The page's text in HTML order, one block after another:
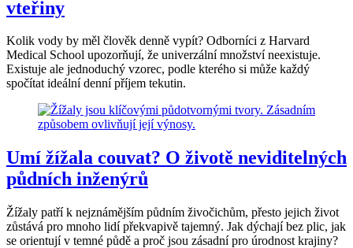
vteřiny
Kolik vody by měl člověk denně vypít? Odborníci z Harvard
Medical School upozorňují, že univerzální množství neexistuje.
Existuje ale jednoduchý vzorec, podle kterého si může každý
spočítat ideální denní příjem tekutin.
Umí žížala couvat? O životě neviditelných
půdních inženýrů
Žížaly patří k nejznámějším půdním živočichům, přesto jejich život
zůstává pro mnoho lidí překvapivě tajemný. Jak dýchají bez plic, jak
se orientují v temné půdě a proč jsou zásadní pro úrodnost krajiny?